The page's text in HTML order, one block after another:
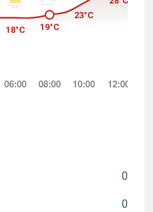
0
0